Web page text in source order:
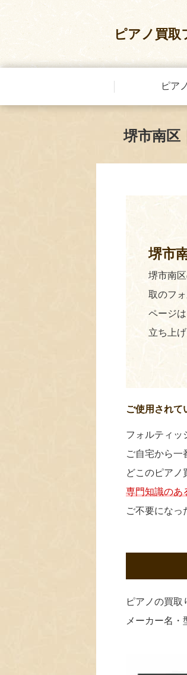
ピアノ買
ピア
堺市南
堺市
堺市南
取のフ
ページ
立ち上
ご使用されて
フォルティッ
ご自宅から一
どこのピアノ
専門知識のあ
ご不要になっ
ピアノの買取
メーカー名